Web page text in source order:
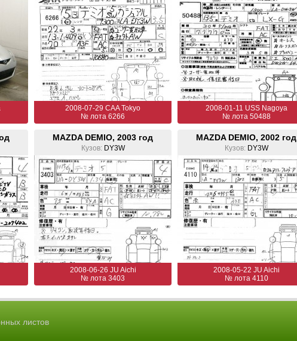
2008-07-29 CAA Tokyo
№ лота 6266
2008-01-11 USS Nagoya
№ лота 50488
MAZDA DEMIO, 2003 год
Кузов:DY3W
2008-06-26 JU Aichi
№ лота 3403
MAZDA DEMIO, 2002 год
Кузов:DY3W
2008-05-22 JU Aichi
№ лота 4110
листов